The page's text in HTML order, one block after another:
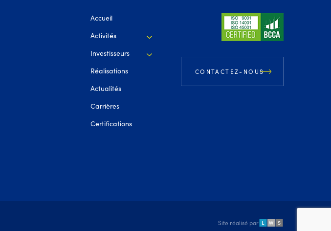
Accueil
Activités
Investisseurs
Réalisations
Actualités
Carrières
Certifications
CONTACTEZ-NOUS
Site réalisé par
LWS